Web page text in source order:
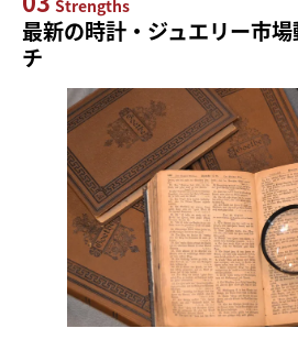
Strengths
最新の時計・ジュエリー市
チ